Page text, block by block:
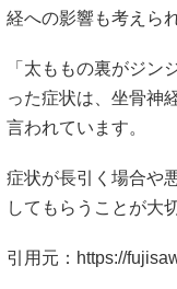
経への影響も考えら
「太ももの裏がジン
った症状は、坐骨神
言われています。
症状が長引く場合や
してもらうことが大
引用元： https://